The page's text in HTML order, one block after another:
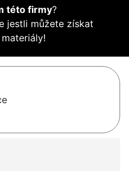
této firmy?
jestli můžete získat